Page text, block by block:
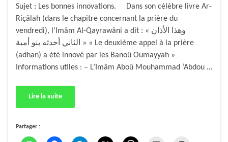
Sujet : Les bonnes innovations. Dans son célèbre livre Ar-
Riçâlah (dans le chapitre concernant la prière du
vendredi), l’Imâm Al-Qayrawâni a dit : « وهذا الأذان
الثاني أحدثه بنو أمية » « Le deuxième appel à la prière
(adhan) a été innové par les Banoû Oumayyah »
Informations utiles : – L’Imâm Aboû Mouhammad ‘Abdou …
Lire la suite
Partager :